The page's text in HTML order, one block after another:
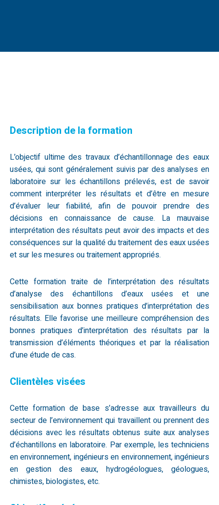
Description de la formation
L’objectif ultime des travaux d’échantillonnage des eaux
usées, qui sont généralement suivis par des analyses en
laboratoire sur les échantillons prélevés, est de savoir
comment interpréter les résultats et d’être en mesure
d’évaluer leur fiabilité, afin de pouvoir prendre des
décisions en connaissance de cause. La mauvaise
interprétation des résultats peut avoir des impacts et des
conséquences sur la qualité du traitement des eaux usées
et sur les mesures ou traitement appropriés.
Cette formation traite de l’interprétation des résultats
d’analyse des échantillons d’eaux usées et une
sensibilisation aux bonnes pratiques d’interprétation des
résultats. Elle favorise une meilleure compréhension des
bonnes pratiques d’interprétation des résultats par la
transmission d’éléments théoriques et par la réalisation
d’une étude de cas.
Clientèles visées
Cette formation de base s’adresse aux travailleurs du
secteur de l’environnement qui travaillent ou prennent des
décisions avec les résultats obtenus suite aux analyses
d’échantillons en laboratoire. Par exemple, les techniciens
en environnement, ingénieurs en environnement, ingénieurs
en gestion des eaux, hydrogéologues, géologues,
chimistes, biologistes, etc.